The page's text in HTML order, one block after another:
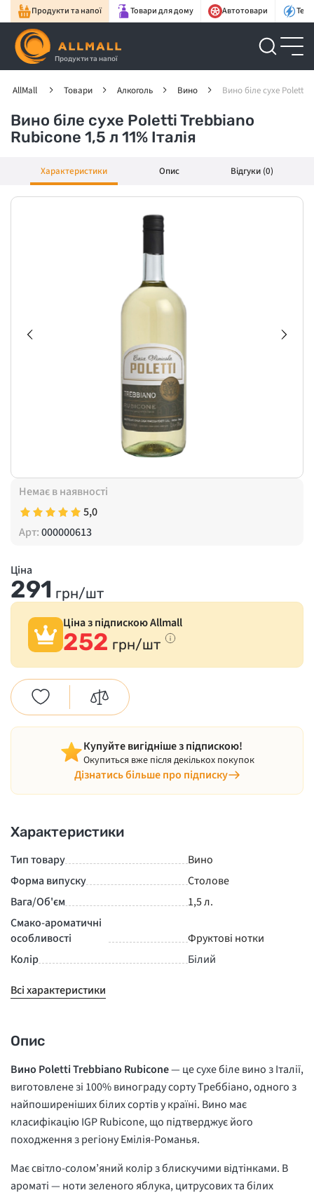
Продукти та напої Товари для дому Автотовари
Продукти та напої
AllMall Товари Алкоголь Вино Вино біле сухе Poletti
Вино біле сухе Poletti Trebbiano
Rubicone 1,5 л 11% Італія
Характеристики Опис Відгуки (0)
Немає в наявності
5,0
Арт:000000613
Ціна
291 грн/шт
Ціна з підпискою Allmall
252 грн/шт
Купуйте вигідніше з підпискою!
Окупиться вже після декількох покупок
Дізнатись більше про підписку
Характеристики
Тип товару
Вино
Форма випуску
Столове
Вага/Об'єм
1,5 л.
Смако-ароматичні
особливості
Фруктові нотки
Колір
Білий
Всі характеристики
Опис
Вино Poletti Trebbiano Rubicone— це сухе біле вино з Італії,
виготовлене зі 100% винограду сорту Треббіано, одного з
найпоширеніших білих сортів у країні. Вино має
класифікацію IGP Rubicone, що підтверджує його
походження з регіону Емілія-Романья.
Має світло-солом’яний колір з блискучими відтінками. В
ароматі — ноти зеленого яблука, цитрусових та білих